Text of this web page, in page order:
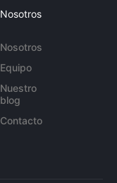
Nosotros
Nosotros
Equipo
Nuestro
blog
Contacto